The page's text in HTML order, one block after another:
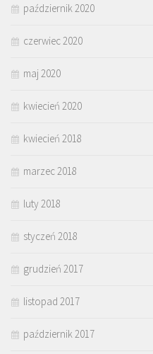
październik 2020
czerwiec 2020
maj 2020
kwiecień 2020
kwiecień 2018
marzec 2018
luty 2018
styczeń 2018
grudzień 2017
listopad 2017
październik 2017